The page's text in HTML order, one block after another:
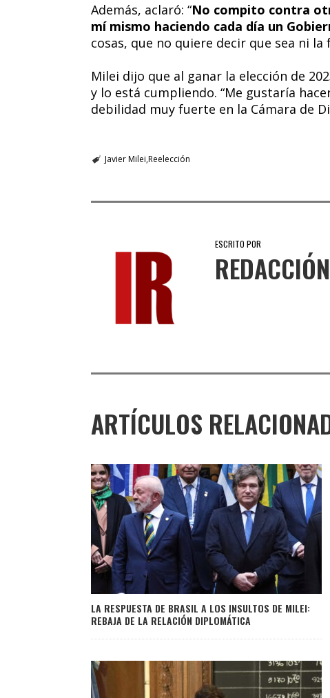
Además, aclaró: “No compito contra
mí mismo haciendo cada día un
cosas, que no quiere decir que sea ni
Milei dijo que al ganar la elección de
y lo está cumpliendo. “Me gustaría
debilidad muy fuerte en la Cámara de
Javier Milei Reelección
ESCRITO POR
ARTÍCULOS
LA RESPUESTA DE BRASIL A LOS INSULTOS DE MILEI:
REBAJA DE LA RELACIÓN DIPLOMÁTICA